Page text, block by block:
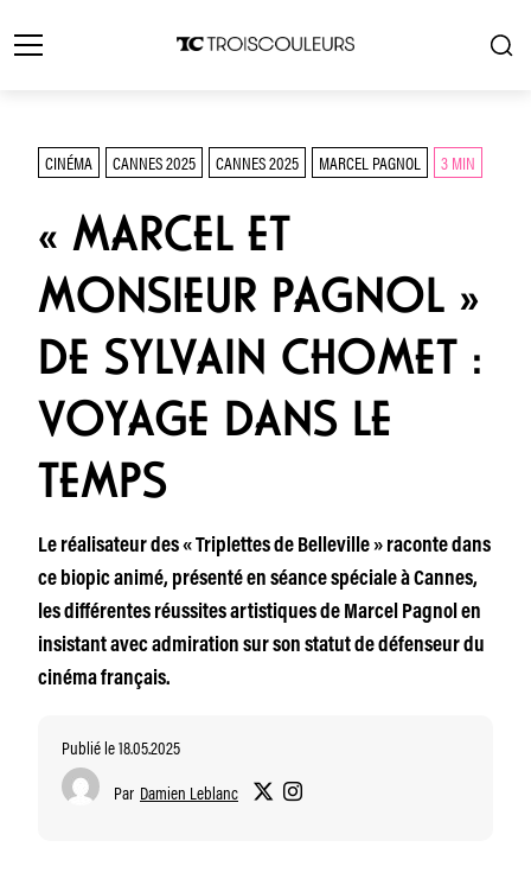
CINÉMA CANNES 2025 CANNES 2025 MARCEL PAGNOL 3 MIN
« MARCEL ET
MONSIEUR PAGNOL »
DE SYLVAIN CHOMET :
VOYAGE DANS LE
TEMPS
Le réalisateur des « Triplettes de Belleville » raconte dans
ce biopic animé, présenté en séance spéciale à Cannes,
les différentes réussites artistiques de Marcel Pagnol en
insistant avec admiration sur son statut de défenseur du
cinéma français.
Publié le 18.05.2025
Par Damien Leblanc